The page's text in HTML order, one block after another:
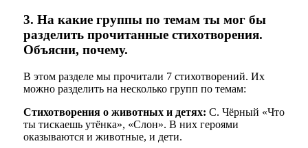
3. На какие группы по темам ты мог бы
разделить прочитанные стихотворения.
Объясни, почему.
В этом разделе мы прочитали 7 стихотворений. Их
можно разделить на несколько групп по темам:
Стихотворения о животных и детях: С. Чёрный «Что
ты тискаешь утёнка», «Слон». В них героями
оказываются и животные, и дети.